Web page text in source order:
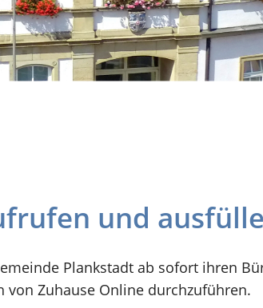
und
Plankstadt ab sofort ihren
Zuhause Online durchzuführen.